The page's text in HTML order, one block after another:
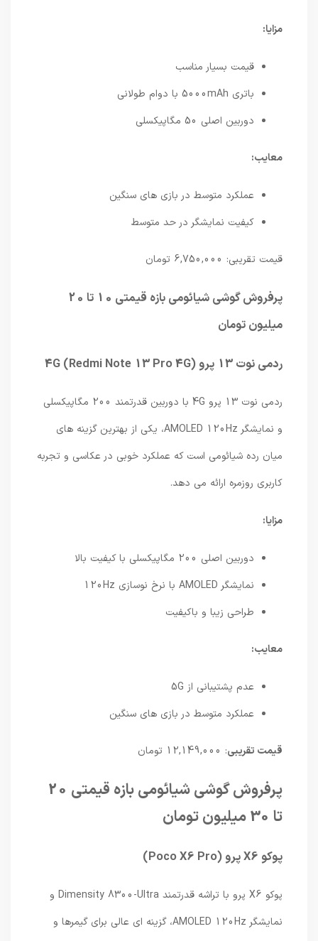
قیمت بسیار مناسب
باتری 5000mAh با دوام طولانی
دوربین اصلی 50 مگاپیکسلی
معایب:
عملکرد متوسط در بازی های سنگین
کیفیت نمایشگر در حد متوسط
قیمت تقریبی: 6,750,000 تومان
پرفروش گوشی شیائومی بازه قیمتی 10 تا 20
میلیون تومان
ردمی نوت 13 پرو 4G (Redmi Note 13 Pro 4G)
ردمی نوت 13 پرو 4G با دوربین قدرتمند 200 مگاپیکسلی
و نمایشگر AMOLED 120Hz، یکی از بهترین گزینه های
میان رده شیائومی است که عملکرد خوبی در عکاسی و تجربه
کاربری روزمره ارائه می دهد.
دوربین اصلی 200 مگاپیکسلی با کیفیت بالا
نمایشگر AMOLED با نرخ نوسازی 120Hz
طراحی زیبا و باکیفیت
معایب:
عدم پشتیبانی از 5G
عملکرد متوسط در بازی های سنگین
قیمت تقریبی : 12,149,000 تومان
پرفروش گوشی شیائومی بازه قیمتی 20
پوکو X6 پرو با تراشه قدرتمند Dimensity 8300-Ultra و
نمایشگر AMOLED 120Hz، گزینه ای عالی برای گیمرها و